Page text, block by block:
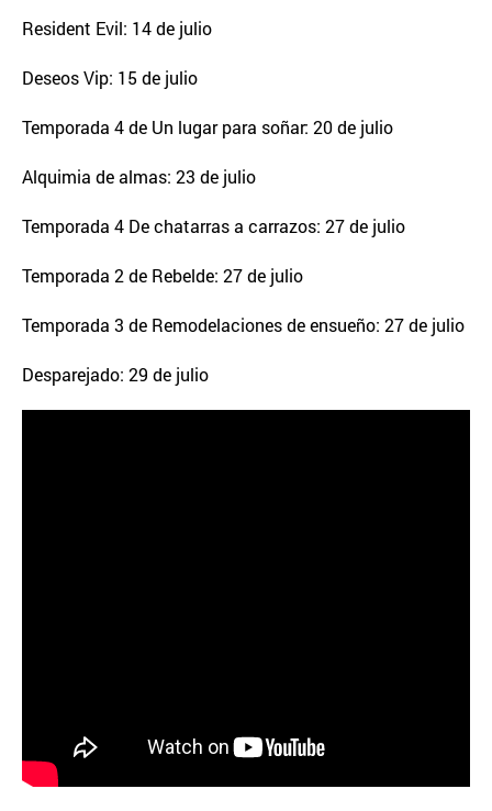
Resident Evil: 14 de julio
Deseos Vip: 15 de julio
Temporada 4 de Un lugar para soñar: 20 de julio
Alquimia de almas: 23 de julio
Temporada 4 De chatarras a carrazos: 27 de julio
Temporada 2 de Rebelde: 27 de julio
Temporada 3 de Remodelaciones de ensueño: 27 de julio
Desparejado: 29 de julio